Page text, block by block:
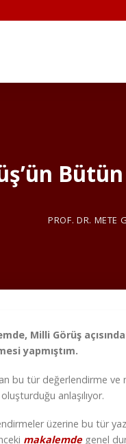
PROF. DR. METE
Milli Görüş
yapmıştım.
bu tür değerlendirme
anlaşılıyor.
üzerine bu tür
makalemdegenel